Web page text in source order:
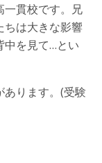
貫校です。兄
ちは大きな影響
中を見て…とい
ります。(受験